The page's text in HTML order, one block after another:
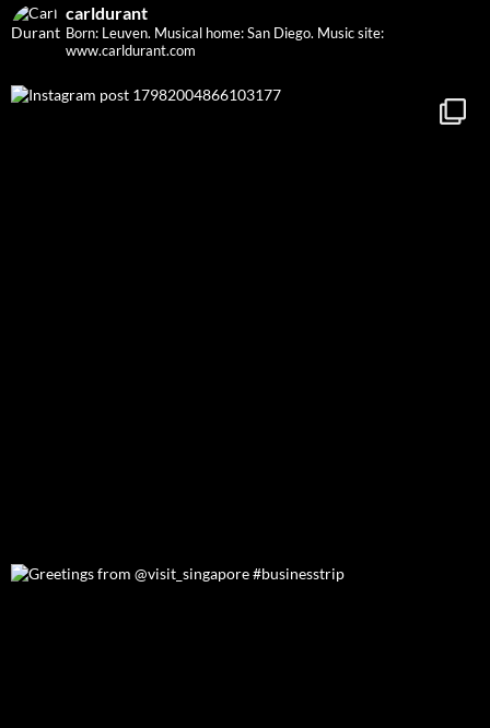
carldurant
Born: Leuven. Musical home: San Diego. Music site:
www.carldurant.com